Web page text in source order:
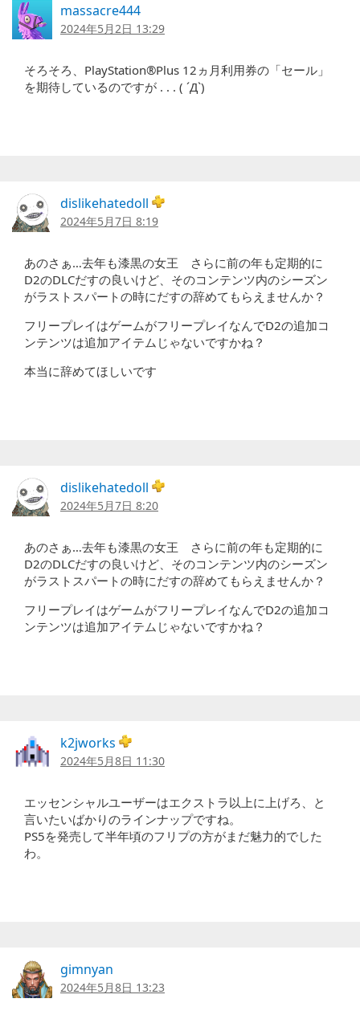
massacre444
2024年5月2日 13:29
そろそろ、PlayStation®Plus 12ヵ月利用券の「セール」
を期待しているのですが . . . ( ´Д`)
dislikehatedoll
2024年5月7日 8:19
あのさぁ…去年も漆黒の女王 さらに前の年も定期的に
D2のDLCだすの良いけど、そのコンテンツ内のシーズン
がラストスパートの時にだすの辞めてもらえませんか？
フリープレイはゲームがフリープレイなんでD2の追加コ
ンテンツは追加アイテムじゃないですかね？
本当に辞めてほしいです
dislikehatedoll
2024年5月7日 8:20
あのさぁ…去年も漆黒の女王 さらに前の年も定期的に
D2のDLCだすの良いけど、そのコンテンツ内のシーズン
がラストスパートの時にだすの辞めてもらえませんか？
フリープレイはゲームがフリープレイなんでD2の追加コ
ンテンツは追加アイテムじゃないですかね？
k2jworks
2024年5月8日 11:30
エッセンシャルユーザーはエクストラ以上に上げろ、と
言いたいばかりのラインナップですね。
PS5を発売して半年頃のフリプの方がまだ魅力的でした
わ。
gimnyan
2024年5月8日 13:23